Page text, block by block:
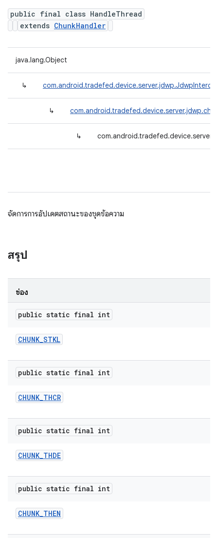
public final class HandleThread
extends ChunkHandler
java.lang.Object
↳
↳
↳
จัดการการอัปเดตสถานะของชุดข้อความ
สรุป
ช่อง
public static final int
CHUNK_STKL
public static final int
CHUNK_THCR
public static final int
CHUNK_THDE
public static final int
CHUNK_THEN